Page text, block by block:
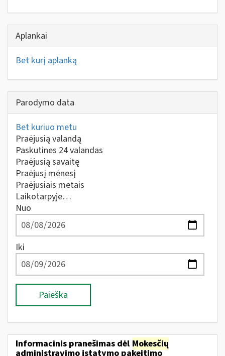
Aplankai
Bet kurį aplanką
Parodymo data
Bet kuriuo metu
Praėjusią valandą
Paskutines 24 valandas
Praėjusią savaitę
Praėjusį mėnesį
Praėjusiais metais
Laikotarpyje…
Nuo
Iki
Paieška
Informacinis pranešimas dėl Mokesčių
administravimo įstatymo pakeitimo